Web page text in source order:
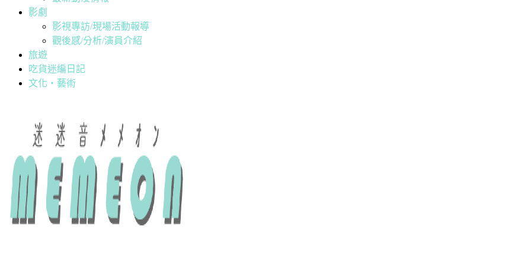
影劇
影視專訪/現場活動報導
觀後感/分析/演員介紹
旅遊
吃貨迷編日記
文化・藝術